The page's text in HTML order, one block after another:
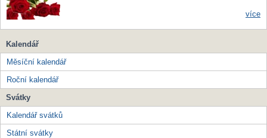
více
Kalendář
Měsíční kalendář
Roční kalendář
Svátky
Kalendář svátků
Státní svátky